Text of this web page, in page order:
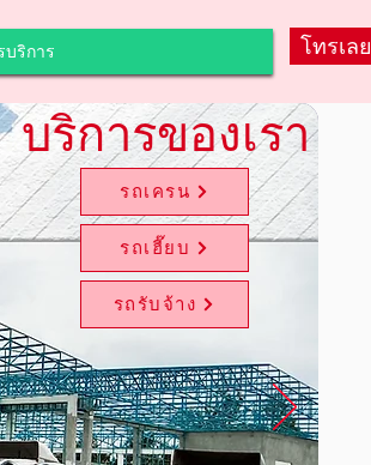
บริการ โทรเลย
บริการของเรา
รถเครน
รถเฮี๊ยบ
รถรับจ้าง